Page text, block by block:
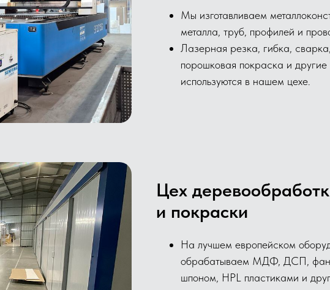
Мы изготавливаем
металла, труб, профилей и
Лазерная резка, гибка,
порошковая покраска и другие
используются в нашем цехе.
Цех
и покраски
На лучшем европейском
обрабатываем МДФ, ДСП,
шпоном, HPL пластиками и